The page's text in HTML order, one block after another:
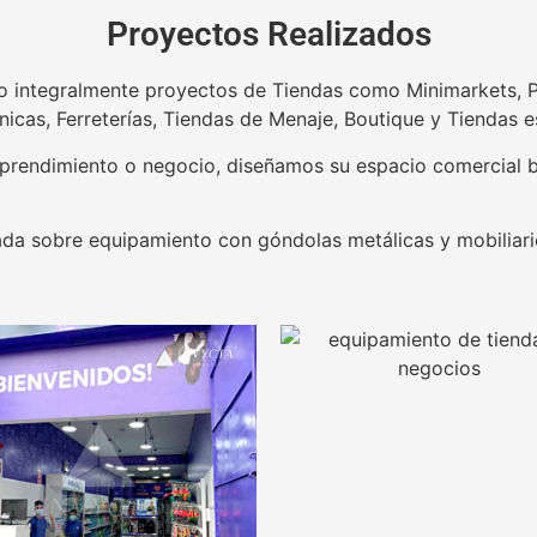
Proyectos Realizados
proyectos de Tiendas como Minimarkets,
Ferreterías, Tiendas de Menaje, Boutique y Tiendas
o negocio, diseñamos su espacio
sobre equipamiento con góndolas metálicas y